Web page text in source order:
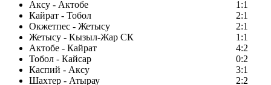
Аксу - Актобе
1:1
Кайрат - Тобол
2:1
Окжетпес - Жетысу
2:1
Жетысу - Кызыл-Жар СК
1:1
Актобе - Кайрат
4:2
Тобол - Кайсар
0:2
Каспий - Аксу
3:1
Шахтер - Атырау
2:2